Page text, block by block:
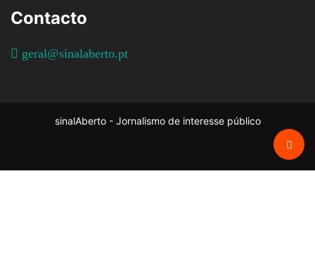
Contacto
geral@sinalaberto.pt
sinalAberto - Jornalismo de interesse público